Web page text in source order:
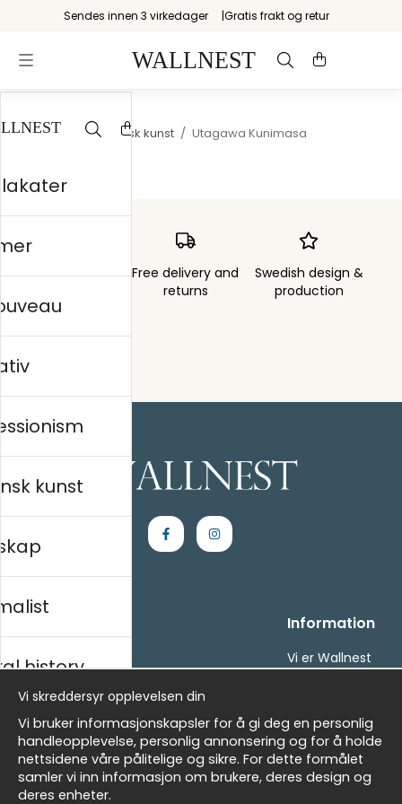
Sendes innen 3 virkedager Gratis frakt og retur
Startsiden Japansk kunst / Utagawa Kunimasa
Order sent within Free delivery and
returns
Swedish design &
production
Kontakt oss
- Returer och återbetalningar
- Leverans - enkelt, snabbt &amp; gratis
Om cookies
Mine favoritter
Information
Vi er Wallnest
Nyhetsbrev
kunst
history
Vi skreddersyr opplevelsen din
Vi bruker informasjonskapsler for å gi deg en personlig
handleopplevelse, personlig annonsering og for å holde
nettsidene våre pålitelige og sikre. For dette formålet
samler vi inn informasjon om brukere, deres design og
deres enheter.